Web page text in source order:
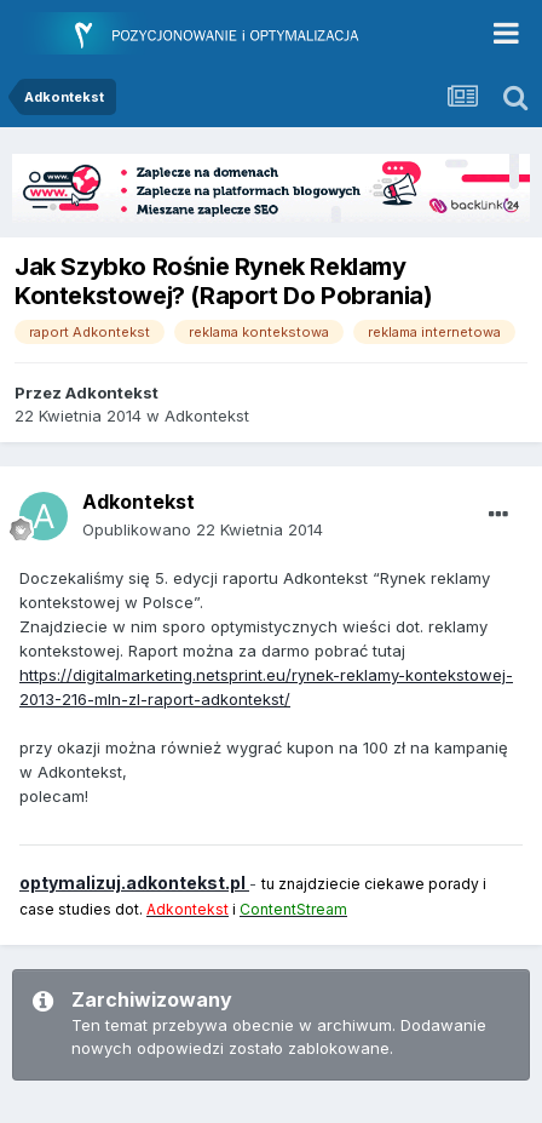
Adkontekst
Jak Szybko Rośnie Rynek Reklamy
Kontekstowej? (Raport Do Pobrania)
raport Adkontekst reklama kontekstowa reklama internetowa
Przez Adkontekst
22 Kwietnia 2014 w Adkontekst
Adkontekst
Opublikowano 22 Kwietnia 2014
Doczekaliśmy się 5. edycji raportu Adkontekst “Rynek reklamy
kontekstowej w Polsce”.
Znajdziecie w nim sporo optymistycznych wieści dot. reklamy
kontekstowej. Raport można za darmo pobrać tutaj
https://digitalmarketing.netsprint.eu/rynek-reklamy-kontekstowej-
2013-216-mln-zl-raport-adkontekst/
przy okazji można również wygrać kupon na 100 zł na kampanię
w Adkontekst,
polecam!
optymalizuj.adkontekst.pl -tu znajdziecie ciekawe porady i
case studies dot. Adkontekst i ContentStream
Zarchiwizowany
Ten temat przebywa obecnie w archiwum. Dodawanie
nowych odpowiedzi zostało zablokowane.